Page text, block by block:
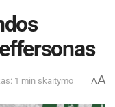
1 min skaitymo AA